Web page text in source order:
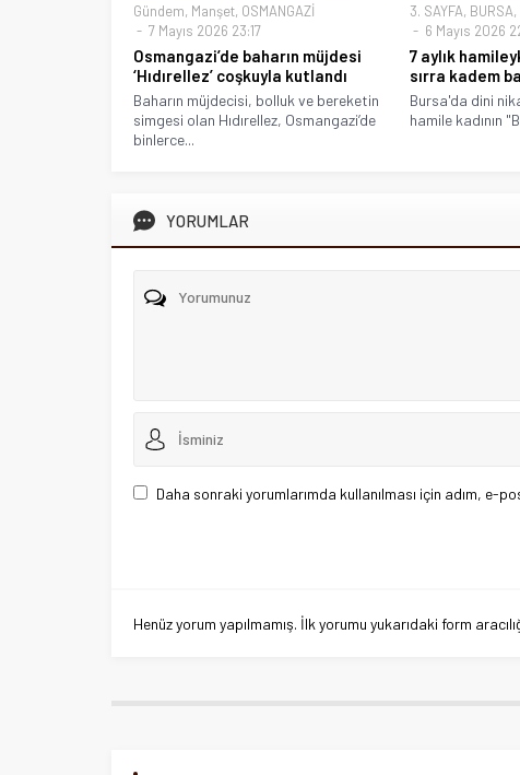
Gündem, Manşet, OSMANGAZİ
7 Mayıs 2026 23:17
Osmangazi’de baharın müjdesi
‘Hıdırellez’ coşkuyla kutlandı
Baharın müjdecisi, bolluk ve bereketin
simgesi olan Hıdırellez, Osmangazi’de
binlerce...
3. SAYFA, BURSA,
6 Mayıs 2026
7 aylık
sırra kadem
Bursa'da dini
hamile kadının
YORUMLAR
Daha sonraki yorumlarımda kullanılması için adım, e-
Henüz yorum yapılmamış. İlk yorumu yukarıdaki form